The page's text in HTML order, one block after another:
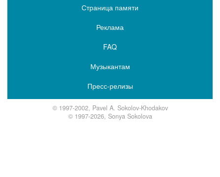
Страница памяти
Реклама
FAQ
Музыкантам
Пресс-релизы
© 1997-2002, Pavel A. Sokolov-Khodakov
© 1997-2026, Sonya Sokolova